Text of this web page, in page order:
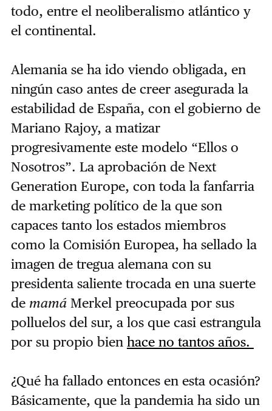
todo, entre el neoliberalismo atlántico y
el continental.
Alemania se ha ido viendo obligada, en
ningún caso antes de creer asegurada la
estabilidad de España, con el gobierno de
Mariano Rajoy, a matizar
progresivamente este modelo “Ellos o
Nosotros”. La aprobación de Next
Generation Europe, con toda la fanfarria
de marketing político de la que son
capaces tanto los estados miembros
como la Comisión Europea, ha sellado la
imagen de tregua alemana con su
presidenta saliente trocada en una suerte
de mamáMerkel preocupada por sus
polluelos del sur, a los que casi estrangula
por su propio bien hace no tantos años.
¿Qué ha fallado entonces en esta ocasión?
Básicamente, que la pandemia ha sido un